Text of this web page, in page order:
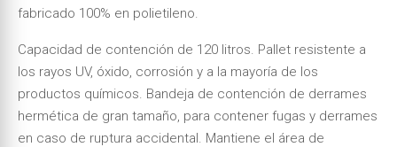
fabricado 100% en polietileno.
Capacidad de contención de 120 litros. Pallet resistente a
los rayos UV, óxido, corrosión y a la mayoría de los
productos químicos. Bandeja de contención de derrames
hermética de gran tamaño, para contener fugas y derrames
en caso de ruptura accidental. Mantiene el área de